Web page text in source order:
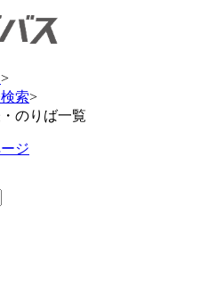
>
索>
のりば一覧
ジ